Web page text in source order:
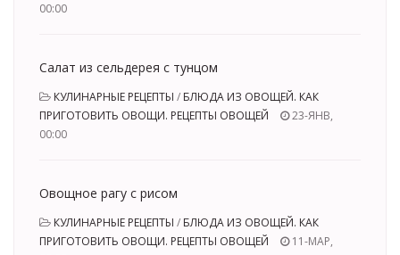
00:00
Салат из сельдерея с тунцом
КУЛИНАРНЫЕ РЕЦЕПТЫ / БЛЮДА ИЗ ОВОЩЕЙ. КАК
ПРИГОТОВИТЬ ОВОЩИ. РЕЦЕПТЫ ОВОЩЕЙ
23-ЯНВ,
00:00
Овощное рагу с рисом
КУЛИНАРНЫЕ РЕЦЕПТЫ / БЛЮДА ИЗ ОВОЩЕЙ. КАК
ПРИГОТОВИТЬ ОВОЩИ. РЕЦЕПТЫ ОВОЩЕЙ
11-МАР,